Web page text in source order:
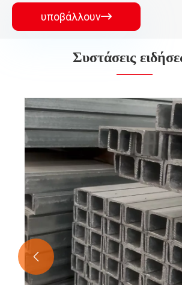
υποβάλλουν
Συστάσεις
